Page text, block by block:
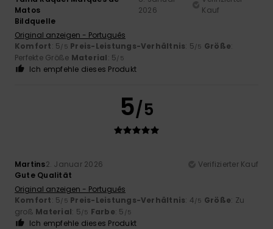
Matos
2026
Kauf
Bildquelle
Original anzeigen - Português
Komfort: 5/5 Preis-Leistungs-Verhältnis: 5/5 Größe:
Perfekte Größe Material: 5/5
Ich empfehle dieses Produkt
5/5
Martins2. Januar 2026
Verifizierter Kauf
Gute Qualität
Original anzeigen - Português
Komfort: 5/5 Preis-Leistungs-Verhältnis: 4/5 Größe: Zu
groß Material: 5/5 Farbe: 5 /5
Ich empfehle dieses Produkt